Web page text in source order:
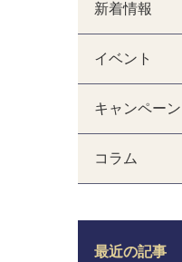
新着情報
イベント
キャンペーン
コラム
最近の記事